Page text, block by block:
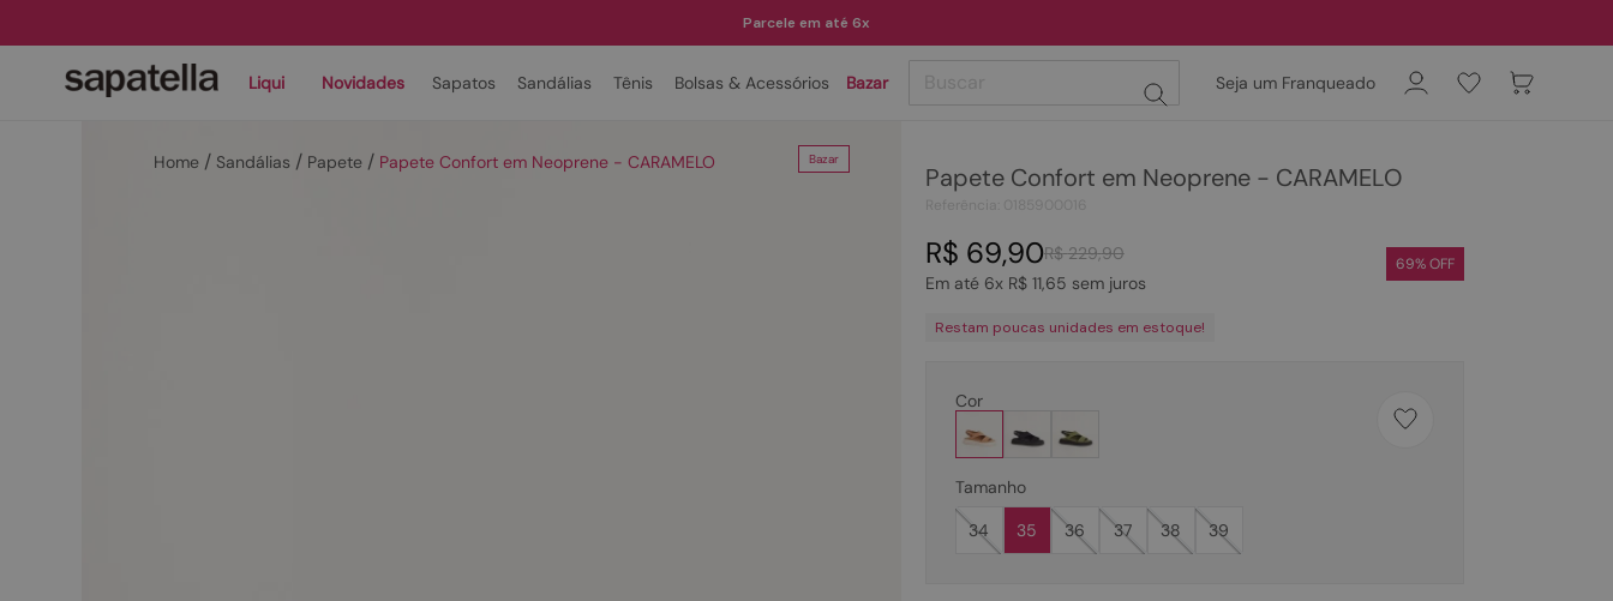
Parcele em até 6x
Liqui Novidades Sapatos Sandálias Tênis Bolsas & Acessórios Bazar Seja um Franqueado
Sandálias Papete Papete Confort em Neoprene - CARAMELO Bazar
Papete Confort em Neoprene - CARAMELO
R$ 229,90
R$ 69,90
Em até 6x R$ 11,65 sem juros
69% OFF
Restam poucas unidades em estoque!
Cor
Tamanho
34
35 36 37 38 39
TERMOS MAIS BUSCADOS